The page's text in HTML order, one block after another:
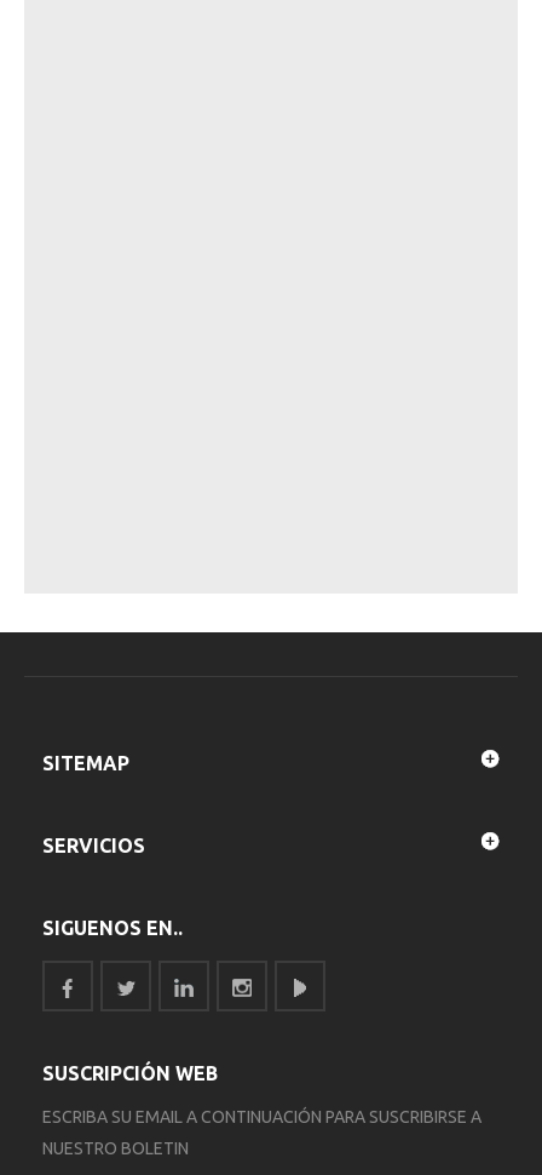
SITEMAP
SERVICIOS
SIGUENOS EN..
SUSCRIPCIÓN WEB
ESCRIBA SU EMAIL A CONTINUACIÓN PARA SUSCRIBIRSE A
NUESTRO BOLETIN